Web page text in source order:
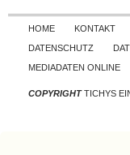
HOME KONTAKT
DATENSCHUTZ
MEDIADATEN ONLINE
COPYRIGHTTICHYS